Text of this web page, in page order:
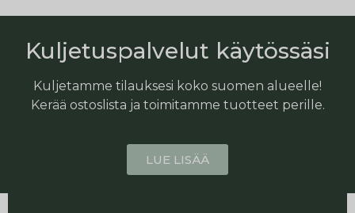
Kuljetuspalvelut käytössäsi
Kuljetamme tilauksesi koko suomen alueelle!
Kerää ostoslista ja toimitamme tuotteet perille.
LUE LISÄÄ